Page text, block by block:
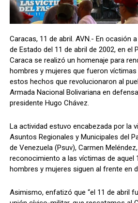
Caracas, 11 de abril. AVN.- En ocasión
de Estado del 11 de abril de 2002, en el
Caraca se realizó un homenaje para
hombres y mujeres que fueron
estos hechos que revolucionaron al
Armada Nacional Bolivariana en
presidente Hugo Chávez.
La actividad estuvo encabezada por la
Asuntos Regionales y Municipales del
de Venezuela (Psuv), Carmen
reconocimiento a las víctimas de aquel
hombres y mujeres siguen al frente en
Asimismo, enfatizó que “el 11 de abril